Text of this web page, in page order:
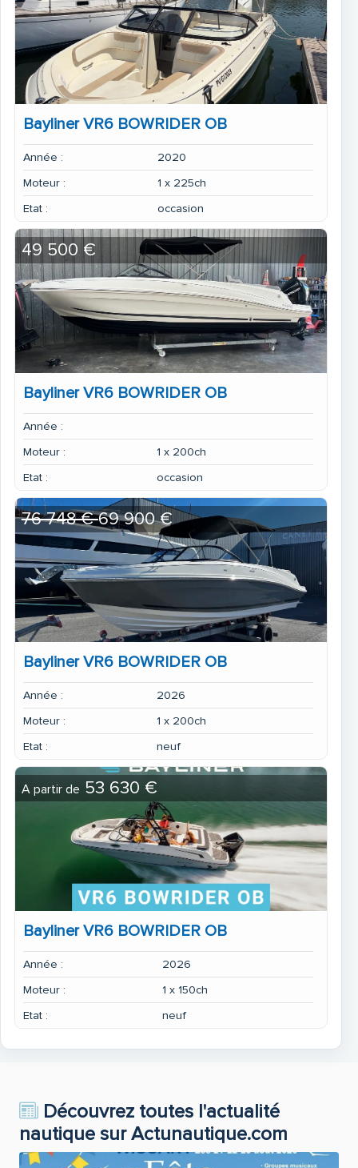
Bayliner VR6 BOWRIDER OB
Année :
2020
Moteur :
1 x 225ch
Etat :
occasion
Bayliner VR6 BOWRIDER OB
Année :
Moteur :
1 x 200ch
Etat :
occasion
49 500 €
Bayliner VR6 BOWRIDER OB
Année :
2026
Moteur :
1 x 200ch
Etat :
neuf
76 748 €69 900 €
Bayliner VR6 BOWRIDER OB
Année :
2026
Moteur :
1 x 150ch
Etat :
neuf
A partir de 53 630 €
Découvrez toutes l'actualité
nautique sur Actunautique.com